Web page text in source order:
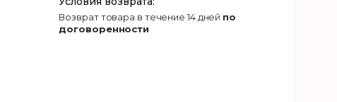
возврат товара в течение 14 дней по
договоренности